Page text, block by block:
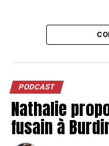
PODCAST
Nathalie
fusain à